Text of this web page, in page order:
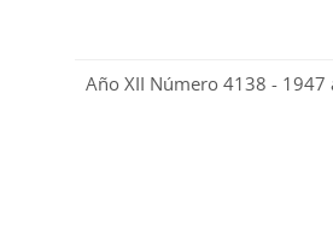
Año XII Número 4138 - 1947